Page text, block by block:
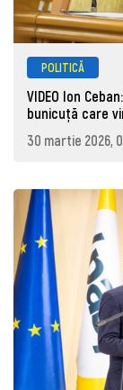
POLITICĂ
VIDEO Ion
bunicuță care
30 martie 2026,